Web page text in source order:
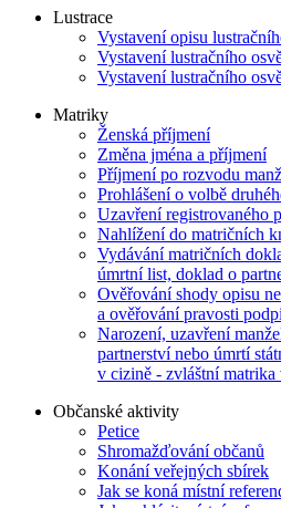
Lustrace
Vystavení opisu
Vystavení lustračního
Vystavení lustračního
Matriky
Ženská příjmení
Změna jména a příjmení
Příjmení po rozvodu
Prohlášení o volbě
Uzavření registrovaného
Nahlížení do matričních
Vydávání matričních
úmrtní list, doklad o
Ověřování shody opisu
a ověřování pravosti
Narození, uzavření
partnerství nebo úmrtí
v cizině - zvláštní matrika
Občanské aktivity
Petice
Shromažďování občanů
Konání veřejných sbírek
Jak se koná místní